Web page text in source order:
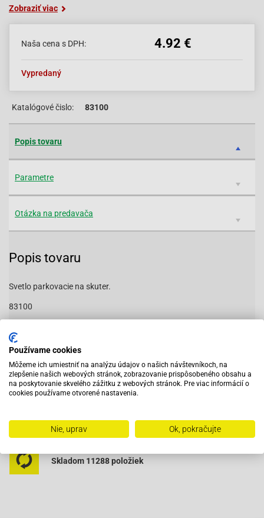
Zobraziť viac
Naša cena s DPH: 4.92 €
Vypredaný
Katalógové čislo: 83100
Popis tovaru
Parametre
Otázka na predavača
Popis tovaru
Svetlo parkovacie na skuter.
83100
Vybavený servis s odborným vyškoleným personálom
Pri objednaní do 12:00 tovar zajtra u vás
Na trhu od roku 2007
Skladom 11288 položiek
Používame cookies
Môžeme ich umiestniť na analýzu údajov o našich návštevníkoch, na
zlepšenie našich webových stránok, zobrazovanie prispôsobeného obsahu a
na poskytovanie skvelého zážitku z webových stránok. Pre viac informácií o
cookies používame otvorené nastavenia.
Nie, uprav Ok, pokračujte